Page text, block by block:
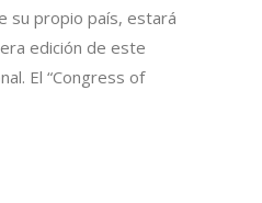
su propio país, estará
edición de este
El “Congress of